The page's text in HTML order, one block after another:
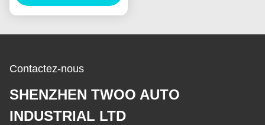
performance de collecte
Contactez-nous
SHENZHEN TWOO AUTO
INDUSTRIAL LTD